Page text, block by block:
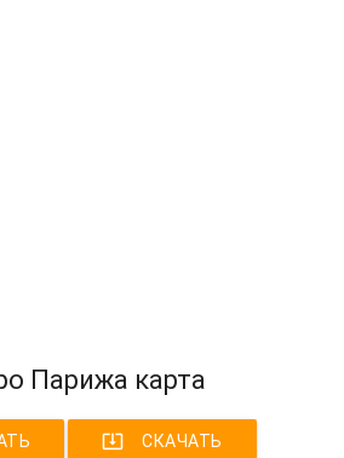
Парижа карта
system_update_alt СКАЧАТЬ